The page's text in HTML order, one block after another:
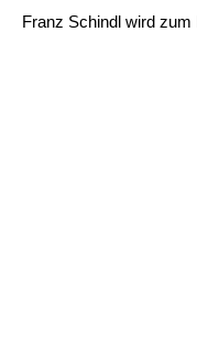
Franz Schindl wird zum